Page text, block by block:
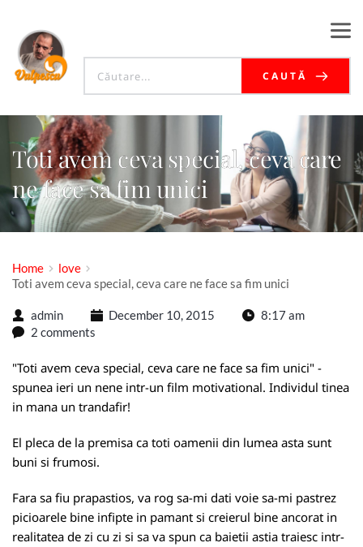
CAUTĂ
Toti avem ceva special, ceva care
ne face sa fim unici
Home
love
Toti avem ceva special, ceva care ne face sa fim unici
admin December 10, 2015
8:17 am
2 comments
"Toti avem ceva special, ceva care ne face sa fim unici" -
spunea ieri un nene intr-un film motivational. Individul tinea
in mana un trandafir!
El pleca de la premisa ca toti oamenii din lumea asta sunt
buni si frumosi.
Fara sa fiu prapastios, va rog sa-mi dati voie sa-mi pastrez
picioarele bine infipte in pamant si creierul bine ancorat in
realitatea de zi cu zi si sa va spun ca baietii astia traiesc intr-